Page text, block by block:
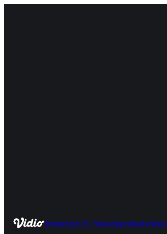
HomeLiveTV ShowSportsKidsNews